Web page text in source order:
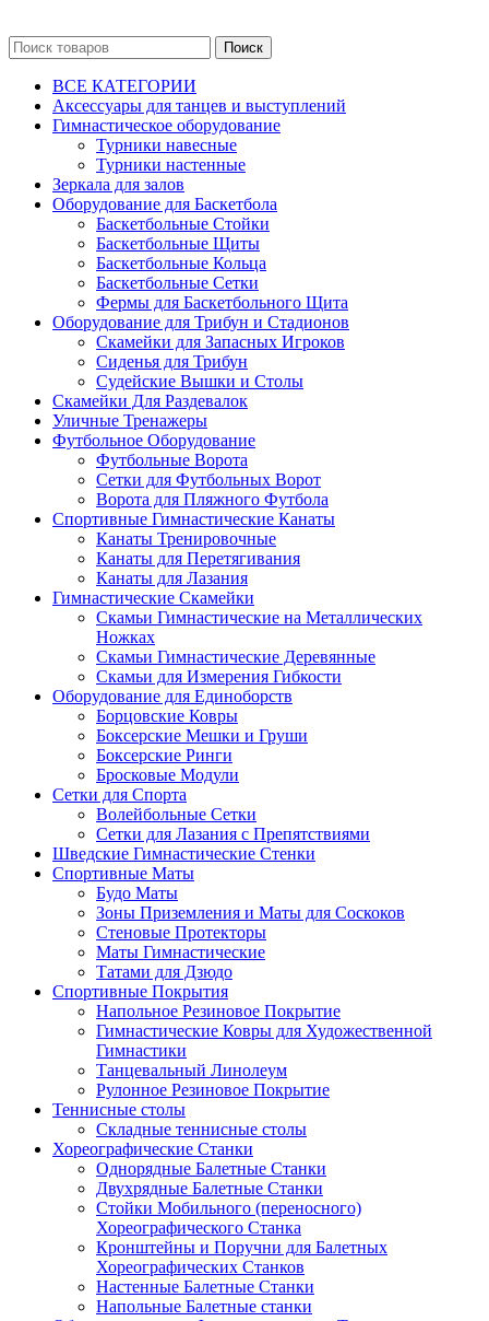
Поиск
ВСЕ КАТЕГОРИИ
Аксессуары для танцев и выступлений
Гимнастическое оборудование
Турники навесные
Турники настенные
Зеркала для залов
Оборудование для Баскетбола
Баскетбольные Стойки
Баскетбольные Щиты
Баскетбольные Кольца
Баскетбольные Сетки
Фермы для Баскетбольного Щита
Оборудование для Трибун и Стадионов
Скамейки для Запасных Игроков
Сиденья для Трибун
Судейские Вышки и Столы
Скамейки Для Раздевалок
Уличные Тренажеры
Футбольное Оборудование
Футбольные Ворота
Сетки для Футбольных Ворот
Ворота для Пляжного Футбола
Спортивные Гимнастические Канаты
Канаты Тренировочные
Канаты для Перетягивания
Канаты для Лазания
Гимнастические Скамейки
Скамьи Гимнастические на Металлических
Ножках
Скамьи Гимнастические Деревянные
Скамьи для Измерения Гибкости
Оборудование для Единоборств
Борцовские Ковры
Боксерские Мешки и Груши
Боксерские Ринги
Бросковые Модули
Сетки для Спорта
Волейбольные Сетки
Сетки для Лазания с Препятствиями
Шведские Гимнастические Стенки
Спортивные Маты
Будо Маты
Зоны Приземления и Маты для Соскоков
Стеновые Протекторы
Маты Гимнастические
Татами для Дзюдо
Спортивные Покрытия
Напольное Резиновое Покрытие
Гимнастические Ковры для Художественной
Гимнастики
Танцевальный Линолеум
Рулонное Резиновое Покрытие
Теннисные столы
Складные теннисные столы
Хореографические Станки
Однорядные Балетные Станки
Двухрядные Балетные Станки
Стойки Мобильного (переносного)
Хореографического Станка
Кронштейны и Поручни для Балетных
Хореографических Станков
Настенные Балетные Станки
Напольные Балетные станки